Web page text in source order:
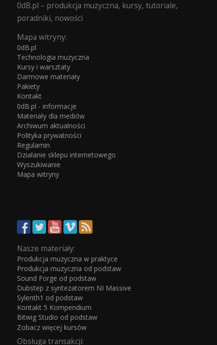
0dB.pl – produkcja muzyczna, kursy, tutoriale,
poradniki, nowości
Mapa witryny:
0dB.pl
Technologia muzyczna
Kursy i warsztaty
Darmowe materiały
Pakiety
Kontakt
0dB.pl - informacje
Materiały dla mediów
Archiwum aktualności
Polityka prywatności
Regulamin
Działanie sklepu internetowego
Wyszukiwanie
Mapa witryny
Nasze materiały:
Produkcja muzyczna w praktyce
Produkcja muzyczna od podstaw
Sound Forge od podstaw
Dubstep z syntezatorem NI Massive
Sylenth1 od podstaw
Kontakt 5 Kompendium
Bitwig Studio od podstaw
Zobacz więcej kursów
Obsługa transakcji: